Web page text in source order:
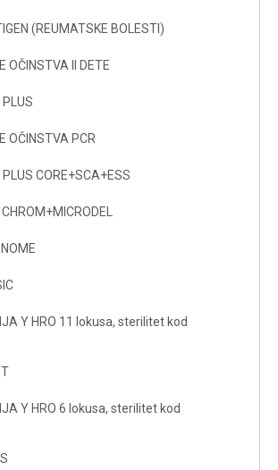
(REUMATSKE BOLESTI)
OČINSTVA II DETE
OČINSTVA PCR
CORE+SCA+ESS
Y HRO 11 lokusa, sterilitet kod
Y HRO 6 lokusa, sterilitet kod